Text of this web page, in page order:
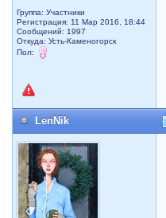
Группа: Участники
Регистрация: 11 Мар 2016, 18:44
Сообщений: 1997
Откуда: Усть-Каменогорск
Пол:
LenNik